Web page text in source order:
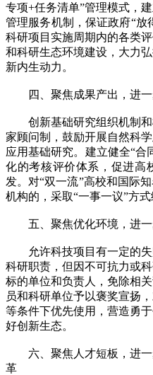
专项+任务清单”管理模式，
管理服务机制，保证政府“放
科研项目实施周期内的各类
和科研生态环境建设，大力
新内生动力。
四、聚焦成果产出，进一
创新基础研究组织机制和
家顾问制，鼓励开展自然科
应用基础研究。建立健全“合
化的考核评价体系，促进高
发。对“双一流”高校和国际
机构的，采取“一事一议”方式
五、聚焦优化环境，进一
允许科技项目有一定的失
科研职责，但因不可抗力或
标的单位和负责人，免除相
员和科研单位予以褒奖宣扬
等条件下优先使用，营造勇
好创新生态。
六、聚焦人才短板，进一
革